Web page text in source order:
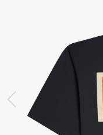
前の画像